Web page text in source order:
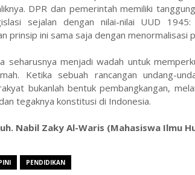
DPR dan pemerintah memiliki
sejalan dengan nilai-nilai UUD
prinsip ini sama saja dengan menormalisasi
seharusnya menjadi wadah untuk
Ketika sebuah rancangan undang-
bukanlah bentuk pembangkangan,
tegaknya konstitusi di Indonesia.
Nabil Zaky Al-Waris (Mahasiswa Ilmu
PENDIDIKAN